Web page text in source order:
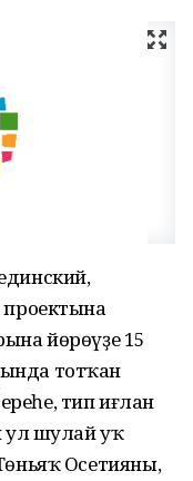
проектына
йөрөүҙе 15
тотҡан
береһе, тип иғлан
ул шулай уҡ
Осетияны,